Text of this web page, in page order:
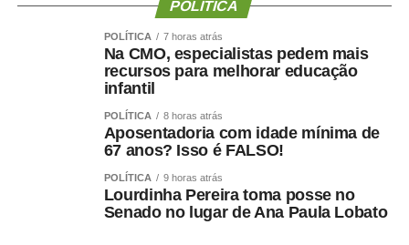
Na visão do professor Fábio Hoffmann Pereira,
pesquisador da Universidade Federal de Alagoas (Ufal) e
representante da Campanha Nacional pelo Direito à
educação infantil de qualidade passa, necessariamente,
pelo entendimento de que a educação é um direito social
e um dever do estado.
— Pensar o financiamento de creches e da educação
POLÍTICA
POLÍTICA 7 horas atrás
Na CMO, especialistas pedem mais
recursos para melhorar educação
infantil
POLÍTICA 8 horas atrás
Aposentadoria com idade mínima de
67 anos? Isso é FALSO!
POLÍTICA 9 horas atrás
Lourdinha Pereira toma posse no
Senado no lugar de Ana Paula Lobato